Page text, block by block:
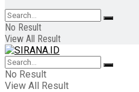
No Result
View All Result
No Result
View All Result